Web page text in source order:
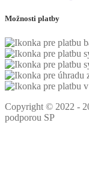
Možnosti platby
Copyright © 2022 -
podporou SP